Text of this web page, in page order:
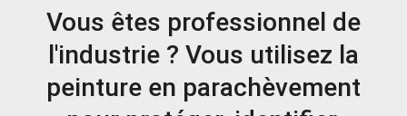
Vous êtes professionnel de
l'industrie ? Vous utilisez la
peinture en parachèvement